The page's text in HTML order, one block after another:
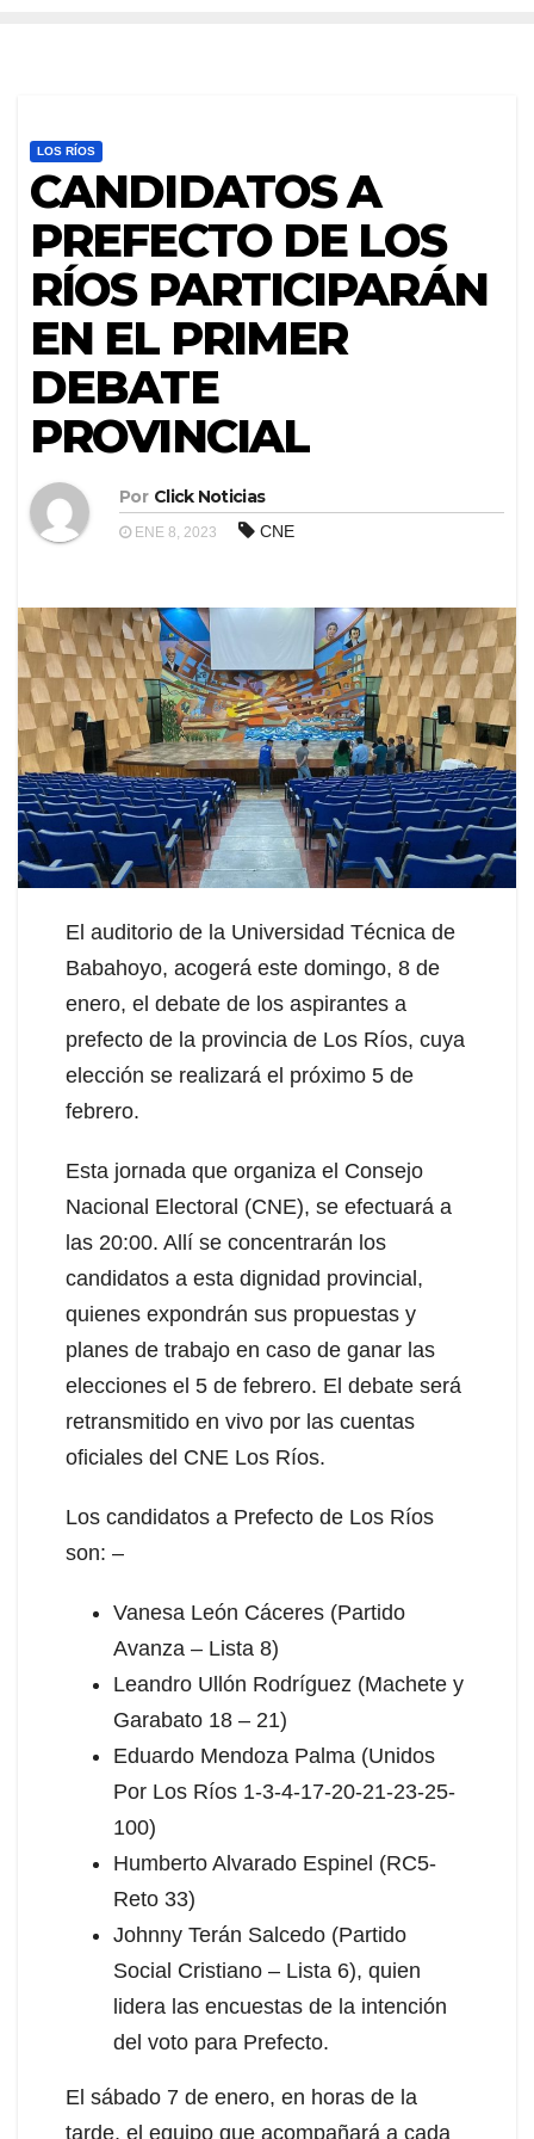
LOS RÍOS
CANDIDATOS A
PREFECTO DE LOS
RÍOS PARTICIPARÁN
EN EL PRIMER
DEBATE
PROVINCIAL
Por Click Noticias
ENE 8, 2023 CNE
El auditorio de la Universidad Técnica de
Babahoyo, acogerá este domingo, 8 de
enero, el debate de los aspirantes a
prefecto de la provincia de Los Ríos, cuya
elección se realizará el próximo 5 de
febrero.
Esta jornada que organiza el Consejo
Nacional Electoral (CNE), se efectuará a
las 20:00. Allí se concentrarán los
candidatos a esta dignidad provincial,
quienes expondrán sus propuestas y
planes de trabajo en caso de ganar las
elecciones el 5 de febrero. El debate será
retransmitido en vivo por las cuentas
oficiales del CNE Los Ríos.
Los candidatos a Prefecto de Los Ríos
son: –
Vanesa León Cáceres (Partido
Avanza – Lista 8)
Leandro Ullón Rodríguez (Machete y
Garabato 18 – 21)
Eduardo Mendoza Palma (Unidos
Por Los Ríos 1-3-4-17-20-21-23-25-
100)
Humberto Alvarado Espinel (RC5-
Reto 33)
Johnny Terán Salcedo (Partido
Social Cristiano – Lista 6), quien
lidera las encuestas de la intención
del voto para Prefecto.
El sábado 7 de enero, en horas de la
tarde, el equipo que acompañará a cada